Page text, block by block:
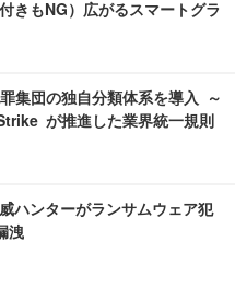
きもNG）広がるスマートグラ
集団の独自分類体系を導入 ～
が推進した業界統一規則
ハンターがランサムウェア犯
洩